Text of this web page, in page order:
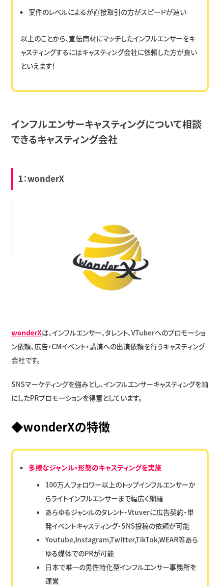
案件のレベルによるが直接取引の方がスピードが速い
以上のことから、宣伝商材にマッチしたインフルエンサーをキ
ャスティングするにはキャスティング会社に依頼した方が良い
といえます！
インフルエンサーキャスティングについて相談
できるキャスティング会社
1：wonderX
wonderXは、インフルエンサー、タレント、VTuberへのプロモーショ
ン依頼、広告・CMイベント・講演への出演依頼を行うキャスティング
会社です。
SNSマーケティングを強みとし、インフルエンサーキャスティングを軸
にしたPRプロモーションを得意としています。
◆wonderXの特徴
多様なジャンル・形態のキャスティングを実施
100万人フォロワー以上のトップインフルエンサーか
らライトインフルエンサーまで幅広く網羅
あらゆるジャンルのタレント・Vtuverに広告契約・単
発イベントキャスティング・SNS投稿の依頼が可能
Youtube,Instagram,Twitter,TikTok,WEAR等あら
ゆる媒体でのPRが可能
日本で唯一の男性特化型インフルエンサー事務所を
運営